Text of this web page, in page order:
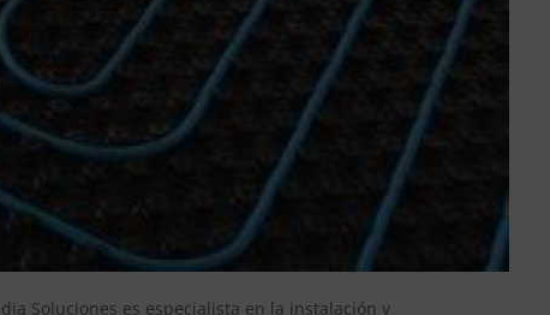
Soluciones es especialista en la instalación y